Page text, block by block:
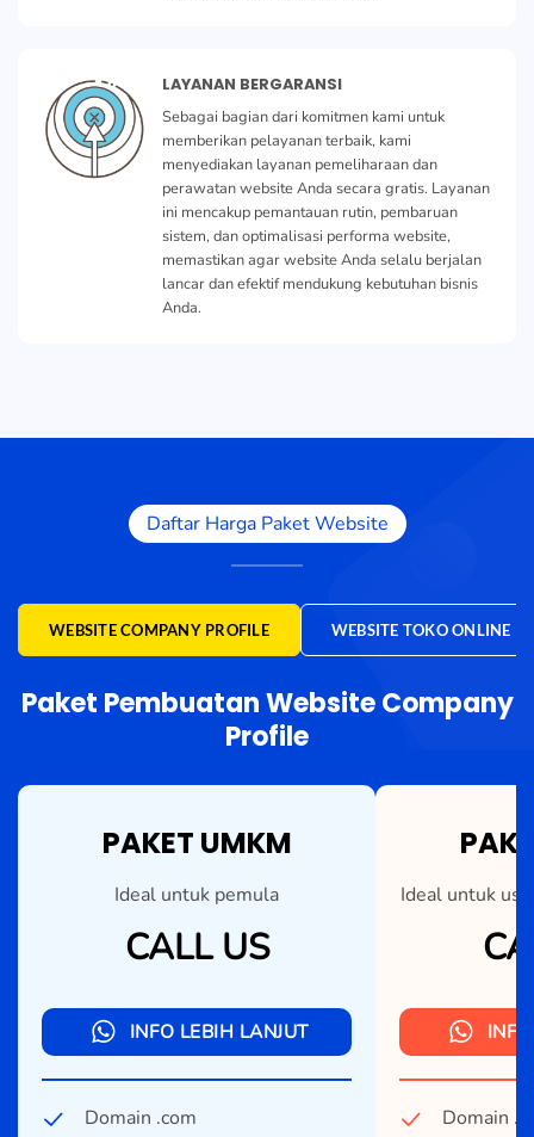
LAYANAN BERGARANSI
Sebagai bagian dari komitmen kami untuk
memberikan pelayanan terbaik, kami
menyediakan layanan pemeliharaan dan
perawatan website Anda secara gratis. Layanan
ini mencakup pemantauan rutin, pembaruan
sistem, dan optimalisasi performa website,
memastikan agar website Anda selalu berjalan
lancar dan efektif mendukung kebutuhan bisnis
Anda.
Daftar Harga Paket Website
WEBSITE COMPANY PROFILE WEBSITE TOKO ONLINE
Paket Pembuatan Website Company
Profile
PAKET UMKM
Ideal untuk pemula
CALL US
INFO LEBIH LANJUT
Domain .com
Ideal untuk
Domain